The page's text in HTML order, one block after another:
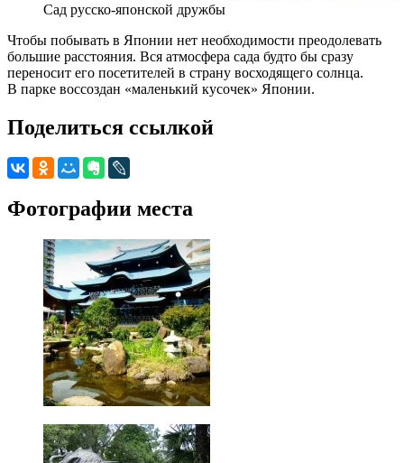
Сад русско-японской дружбы
Чтобы побывать в Японии нет необходимости преодолевать
большие расстояния. Вся атмосфера сада будто бы сразу
переносит его посетителей в страну восходящего солнца.
В парке воссоздан «маленький кусочек» Японии.
Поделиться ссылкой
Фотографии места